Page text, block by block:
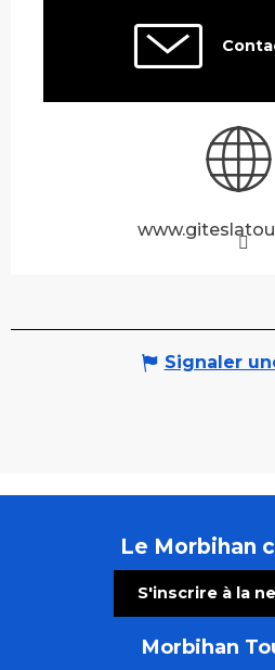
Signaler
Le Morbihan
S'inscrire à la
Morbihan